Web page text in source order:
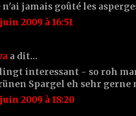
n'ai jamais goûté les
2009 à 16:51
a dit…
interessant - so roh
Spargel eh sehr gerne
2009 à 18:20